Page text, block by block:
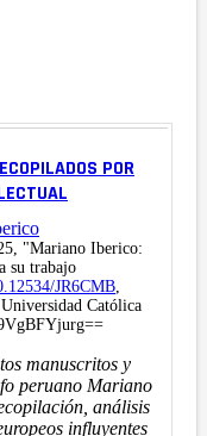
POR
"Mariano Iberico:
su trabajo
JR6CMB,
Católica
manuscritos y
peruano Mariano
análisis
influyentes